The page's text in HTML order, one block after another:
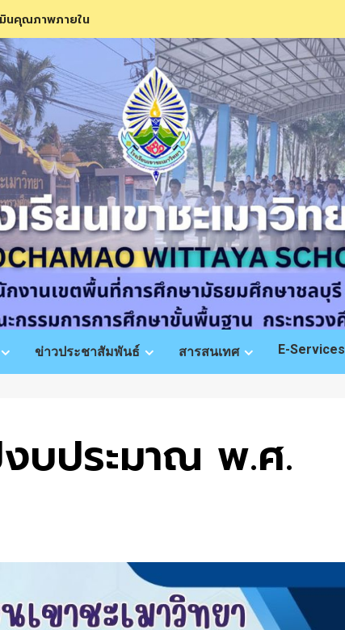
มินคุณภาพภายใน
ข่าวประชาสัมพันธ์ สารสนเทศ E-Services
บประมาณ พ.ศ.